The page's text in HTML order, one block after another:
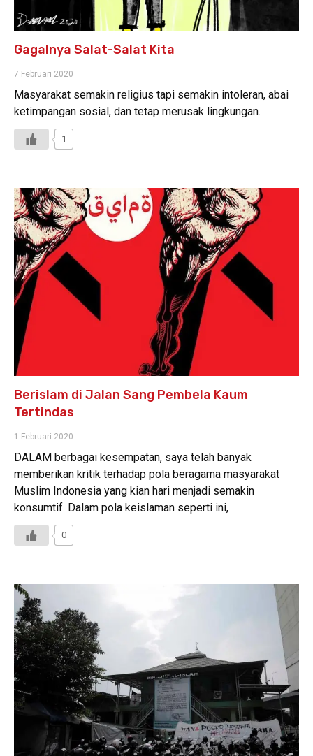
Gagalnya Salat-Salat Kita
7 Februari 2020
Masyarakat semakin religius tapi semakin intoleran, abai
ketimpangan sosial, dan tetap merusak lingkungan.
1
Berislam di Jalan Sang Pembela Kaum
Tertindas
1 Februari 2020
DALAM berbagai kesempatan, saya telah banyak
memberikan kritik terhadap pola beragama masyarakat
Muslim Indonesia yang kian hari menjadi semakin
konsumtif. Dalam pola keislaman seperti ini,
0